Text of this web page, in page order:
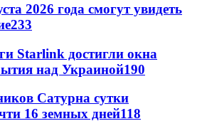
2026 года смогут увидеть
233
Starlink достигли окна
над Украиной190
Сатурна сутки
16 земных дней118